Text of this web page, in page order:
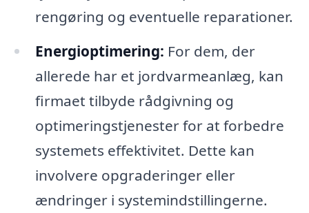
rengøring og eventuelle reparationer.
Energioptimering: For dem, der
allerede har et jordvarmeanlæg, kan
firmaet tilbyde rådgivning og
optimeringstjenester for at forbedre
systemets effektivitet. Dette kan
involvere opgraderinger eller
ændringer i systemindstillingerne.